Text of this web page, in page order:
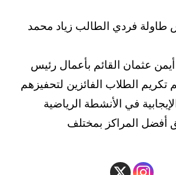
طاولة فردي الطالب زياد محمد
عثمان القائم بأعمال رئيس
تكريم الطلاب الفائزين لتحفيزهم
في الأنشطة الرياضية
أفضل المراكز بمختلف